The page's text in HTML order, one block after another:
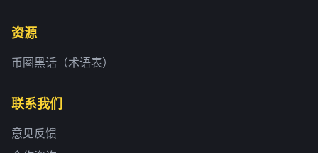
资源
币圈黑话（术语表）
联系我们
意见反馈